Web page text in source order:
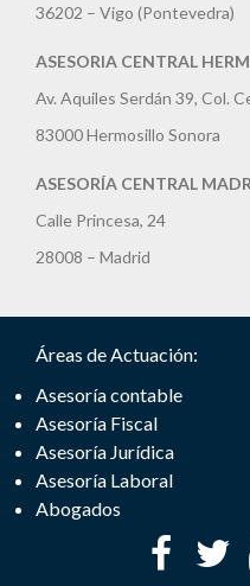
36202 – Vigo (Pontevedra)
ASESORIA CENTRAL
Av. Aquiles Serdán 39, Col.
83000 Hermosillo Sonora
ASESORÍA CENTRAL
Calle Princesa, 24
28008 – Madrid
Áreas de Actuación:
Asesoría contable
Asesoría Fiscal
Asesoría Jurídica
Asesoría Laboral
Abogados